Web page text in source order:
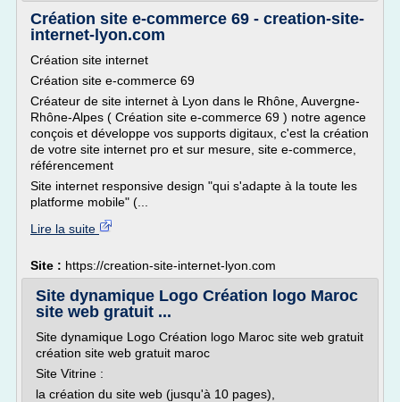
Création site e-commerce 69 - creation-site-
internet-lyon.com
Création site internet
Création site e-commerce 69
Créateur de site internet à Lyon dans le Rhône, Auvergne-
Rhône-Alpes ( Création site e-commerce 69 ) notre agence
conçois et développe vos supports digitaux, c'est la création
de votre site internet pro et sur mesure, site e-commerce,
référencement
Site internet responsive design "qui s'adapte à la toute les
platforme mobile" (...
Lire la suite
Site : https://creation-site-internet-lyon.com
Site dynamique Logo Création logo Maroc
site web gratuit ...
Site dynamique Logo Création logo Maroc site web gratuit
création site web gratuit maroc
Site Vitrine :
la création du site web (jusqu'à 10 pages),